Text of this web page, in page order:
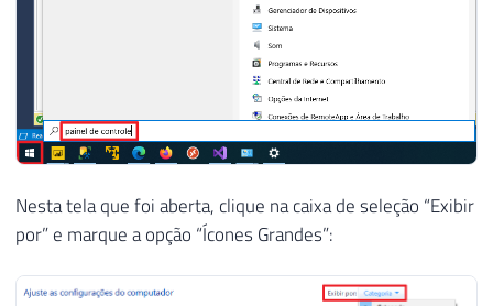
Nesta tela que foi aberta, clique na caixa de seleção “Exibir
por” e marque a opção “Ícones Grandes”: